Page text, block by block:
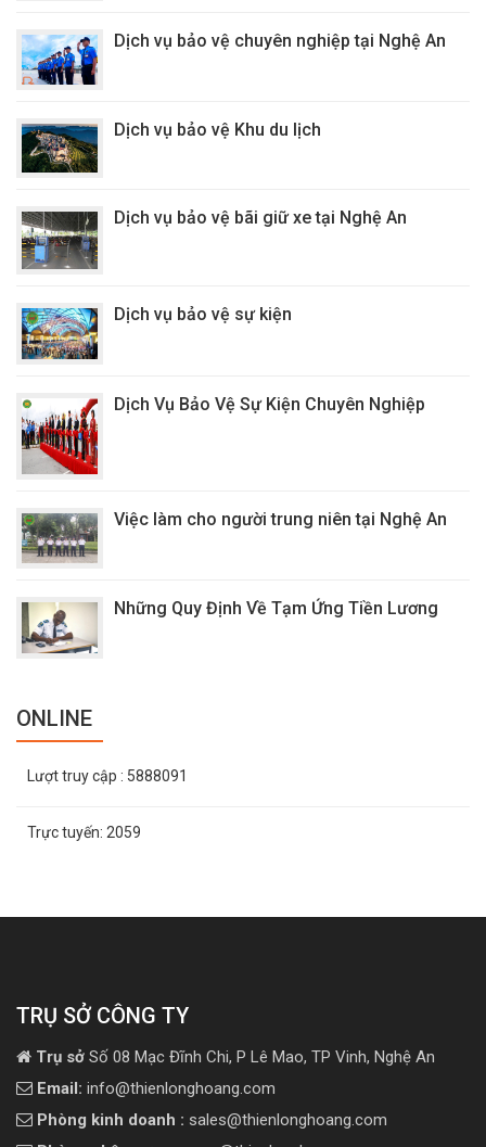
Dịch vụ bảo vệ chuyên nghiệp tại Nghệ An
Dịch vụ bảo vệ Khu du lịch
Dịch vụ bảo vệ bãi giữ xe tại Nghệ An
Dịch vụ bảo vệ sự kiện
Dịch Vụ Bảo Vệ Sự Kiện Chuyên Nghiệp
Việc làm cho người trung niên tại Nghệ An
Những Quy Định Về Tạm Ứng Tiền Lương
ONLINE
Lượt truy cập : 5888091
Trực tuyến: 2059
TRỤ SỞ CÔNG TY
Trụ sở Số 08 Mạc Đĩnh Chi, P Lê Mao, TP Vinh, Nghệ An
Email: info@thienlonghoang.com
Phòng kinh doanh : sales@thienlonghoang.com